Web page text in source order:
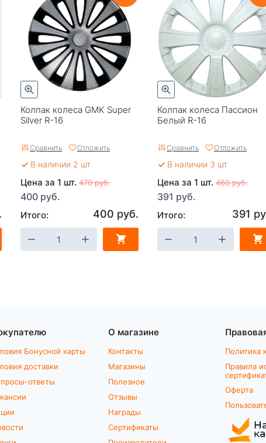
Колпак колеса GMK Super
Silver R-16
Сравнить Отложить
В наличии 2 шт
Цена за 1 шт. 470 руб.
400 руб.
Итого: 400 руб.
Колпак колеса Пассион
Белый R-16
Сравнить Отложить
В наличии 3 шт
Цена за 1 шт. 460 руб.
391 руб.
Итого: 391
Бонусной карты
доставки
ответы
О магазине
Контакты
Магазины
Полезное
Отзывы
Награды
Сертификаты
Политика
Правила
Оферта